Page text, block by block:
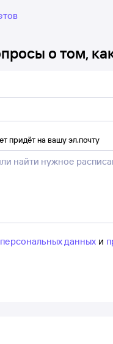
о том,
придёт на вашу эл.почту
данных и